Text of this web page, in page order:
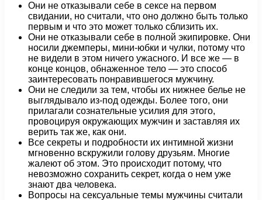
Они не отказывали себе в сексе на первом
свидании, но считали, что оно должно быть только
первым и что это может только сблизить их.
Они не отказывали себе в полной экипировке. Они
носили джемперы, мини-юбки и чулки, потому что
не видели в этом ничего ужасного. И все же — в
конце концов, обнаженное тело — это способ
заинтересовать понравившегося мужчину.
Они не следили за тем, чтобы их нижнее белье не
выглядывало из-под одежды. Более того, они
прилагали сознательные усилия для этого,
провоцируя окружающих мужчин и заставляя их
верить так же, как они.
Все секреты и подробности их интимной жизни
мгновенно вскружили голову друзьям. Многие
жалеют об этом. Это происходит потому, что
невозможно сохранить секрет, когда о нем уже
знают два человека.
Вопросы на сексуальные темы мужчины считали